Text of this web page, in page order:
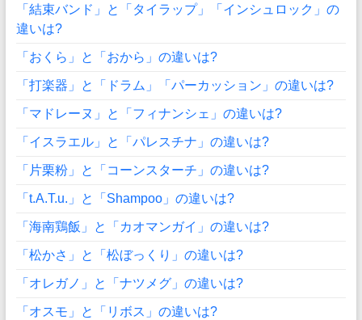
「結束バンド」と「タイラップ」「インシュロック」の
違いは?
「おくら」と「おから」の違いは?
「打楽器」と「ドラム」「パーカッション」の違いは?
「マドレーヌ」と「フィナンシェ」の違いは?
「イスラエル」と「パレスチナ」の違いは?
「片栗粉」と「コーンスターチ」の違いは?
「t.A.T.u.」と「Shampoo」の違いは?
「海南鶏飯」と「カオマンガイ」の違いは?
「松かさ」と「松ぼっくり」の違いは?
「オレガノ」と「ナツメグ」の違いは?
「オスモ」と「リボス」の違いは?